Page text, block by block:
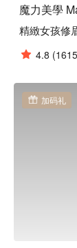
魔力美學
精緻女孩修
4.8
加码礼